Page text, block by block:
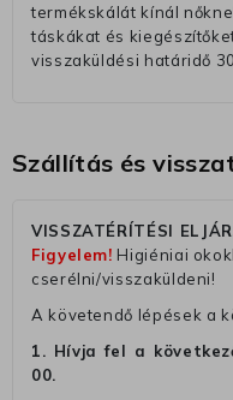
termékskálát kínál
táskákat és
visszaküldési határidő
Szállítás és
VISSZATÉRÍTÉSI
Figyelem! Higiéniai
cserélni/visszaküldeni!
A követendő lépések a
1. Hívja fel a
00.